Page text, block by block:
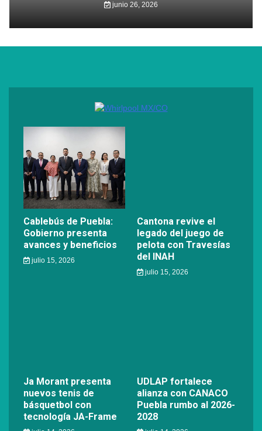
junio 26, 2026
Cablebús de Puebla:
Gobierno presenta
avances y beneficios
julio 15, 2026
Cantona revive el
legado del juego de
pelota con Travesías
del INAH
julio 15, 2026
Ja Morant presenta
nuevos tenis de
básquetbol con
tecnología JA-Frame
UDLAP fortalece
alianza con CANACO
Puebla rumbo al 2026-
2028